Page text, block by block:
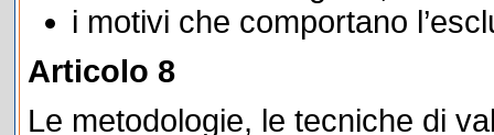
i motivi che comportano
Articolo 8
Le metodologie, le tecniche di